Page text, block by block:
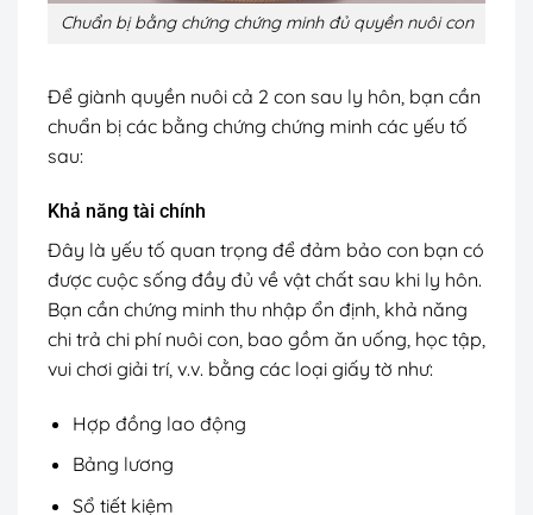
Chuẩn bị bằng chứng chứng minh đủ quyền nuôi con
Để giành quyền nuôi cả 2 con sau ly hôn, bạn cần
chuẩn bị các bằng chứng chứng minh các yếu tố
sau:
Khả năng tài chính
Đây là yếu tố quan trọng để đảm bảo con bạn có
được cuộc sống đầy đủ về vật chất sau khi ly hôn.
Bạn cần chứng minh thu nhập ổn định, khả năng
chi trả chi phí nuôi con, bao gồm ăn uống, học tập,
vui chơi giải trí, v.v. bằng các loại giấy tờ như:
Hợp đồng lao động
Bảng lương
Sổ tiết kiệm